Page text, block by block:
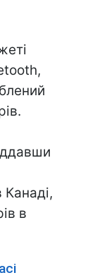
Канаді,
в